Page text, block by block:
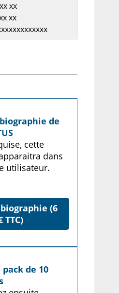
xx
xx
de
cette
dans
utilisateur.
(6
TTC)
de 10